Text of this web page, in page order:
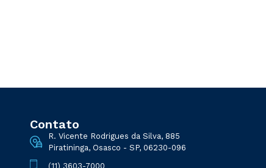
Contato
R. Vicente Rodrigues da Silva, 885
Piratininga, Osasco - SP, 06230-096
(11) 3603-7000